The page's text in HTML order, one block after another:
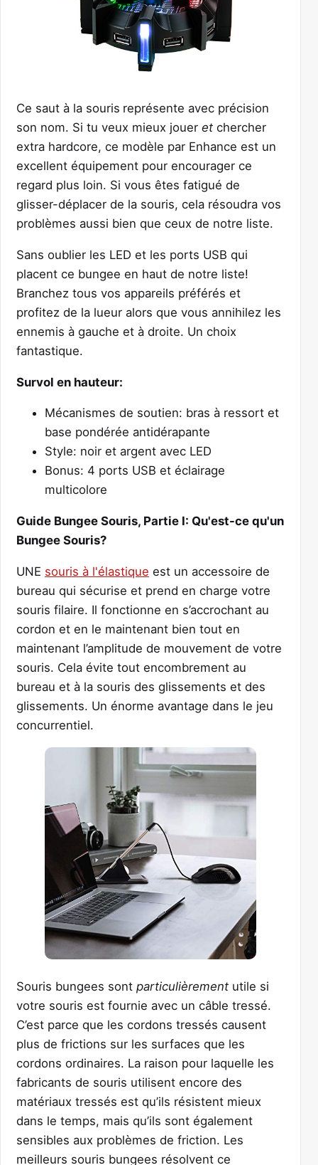
Ce saut à la souris représente avec précision
son nom. Si tu veux mieux jouer et chercher
extra hardcore, ce modèle par Enhance est un
excellent équipement pour encourager ce
regard plus loin. Si vous êtes fatigué de
glisser-déplacer de la souris, cela résoudra vos
problèmes aussi bien que ceux de notre liste.
Sans oublier les LED et les ports USB qui
placent ce bungee en haut de notre liste!
Branchez tous vos appareils préférés et
profitez de la lueur alors que vous annihilez les
ennemis à gauche et à droite. Un choix
fantastique.
Survol en hauteur:
Mécanismes de soutien: bras à ressort et
base pondérée antidérapante
Style: noir et argent avec LED
Bonus: 4 ports USB et éclairage
multicolore
Guide Bungee Souris, Partie I: Qu'est-ce qu'un
Bungee Souris?
UNE souris à l'élastique est un accessoire de
bureau qui sécurise et prend en charge votre
souris filaire. Il fonctionne en s’accrochant au
cordon et en le maintenant bien tout en
maintenant l’amplitude de mouvement de votre
souris. Cela évite tout encombrement au
bureau et à la souris des glissements et des
glissements. Un énorme avantage dans le jeu
concurrentiel.
Souris bungees sont particulièrement utile si
votre souris est fournie avec un câble tressé.
C’est parce que les cordons tressés causent
plus de frictions sur les surfaces que les
cordons ordinaires. La raison pour laquelle les
fabricants de souris utilisent encore des
matériaux tressés est qu’ils résistent mieux
dans le temps, mais qu’ils sont également
sensibles aux problèmes de friction. Les
meilleurs souris bungees résolvent ce